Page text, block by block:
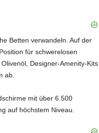
Betten verwandeln. Auf der
für schwerelosen
Designer-Amenity-Kits
ab.
mit über 6.500
auf höchstem Niveau.